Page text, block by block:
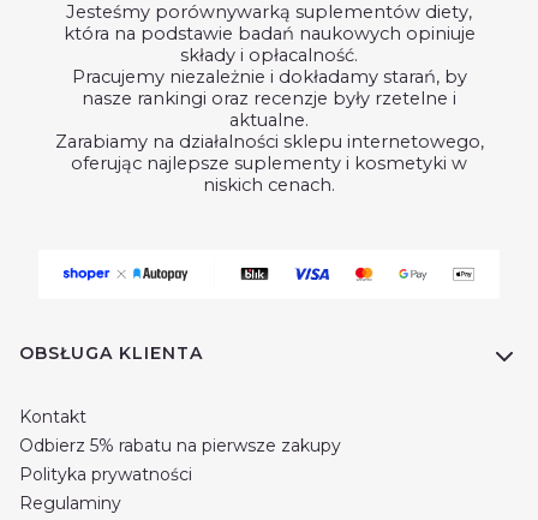
Jesteśmy porównywarką suplementów diety,
która na podstawie badań naukowych opiniuje
składy i opłacalność.
Pracujemy niezależnie i dokładamy starań, by
nasze rankingi oraz recenzje były rzetelne i
aktualne.
Zarabiamy na działalności sklepu internetowego,
oferując najlepsze suplementy i kosmetyki w
niskich cenach.
Linki w stopce
OBSŁUGA KLIENTA
Kontakt
Odbierz 5% rabatu na pierwsze zakupy
Polityka prywatności
Regulaminy